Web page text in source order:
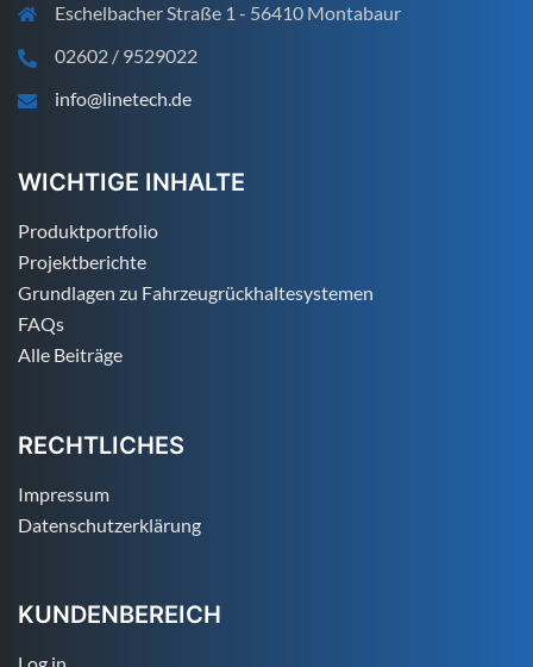
Eschelbacher Straße 1 - 56410 Montabaur
02602 / 9529022
info@linetech.de
WICHTIGE INHALTE
Produktportfolio
Projektberichte
Grundlagen zu Fahrzeugrückhaltesystemen
FAQs
Alle Beiträge
RECHTLICHES
Impressum
Datenschutzerklärung
KUNDENBEREICH